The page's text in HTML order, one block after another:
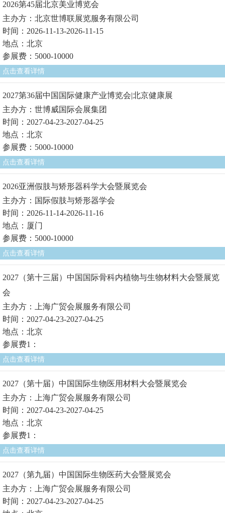
2026第45届北京美业博览会
主办方：北京世博联展览服务有限公司
时间：2026-11-13-2026-11-15
地点：北京
参展费：5000-10000
点击查看详情
2027第36届中国国际健康产业博览会|北京健康展
主办方：世博威国际会展集团
时间：2027-04-23-2027-04-25
地点：北京
参展费：5000-10000
点击查看详情
2026亚洲假肢与矫形器科学大会暨展览会
主办方：国际假肢与矫形器学会
时间：2026-11-14-2026-11-16
地点：厦门
参展费：5000-10000
点击查看详情
2027（第十三届）中国国际骨科内植物与生物材料大会暨展览
会
主办方：上海广贸会展服务有限公司
时间：2027-04-23-2027-04-25
地点：北京
参展费1：
点击查看详情
2027（第十届）中国国际生物医用材料大会暨展览会
主办方：上海广贸会展服务有限公司
时间：2027-04-23-2027-04-25
地点：北京
参展费1：
点击查看详情
2027（第九届）中国国际生物医药大会暨展览会
主办方：上海广贸会展服务有限公司
时间：2027-04-23-2027-04-25